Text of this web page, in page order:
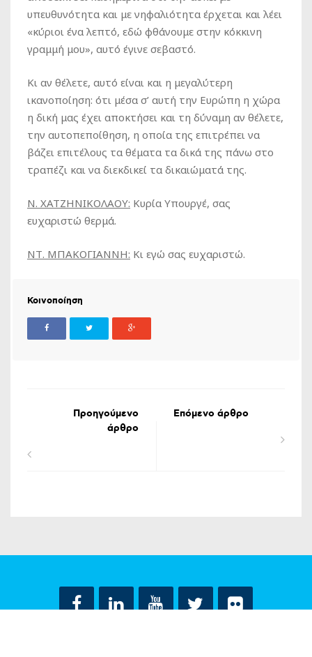
υπευθυνότητα και με νηφαλιότητα έρχεται και λέει
«κύριοι ένα λεπτό, εδώ φθάνουμε στην κόκκινη
γραμμή μου», αυτό έγινε σεβαστό.
Κι αν θέλετε, αυτό είναι και η μεγαλύτερη
ικανοποίηση: ότι μέσα σ’ αυτή την Ευρώπη η χώρα
η δική μας έχει αποκτήσει και τη δύναμη αν θέλετε,
την αυτοπεποίθηση, η οποία της επιτρέπει να
βάζει επιτέλους τα θέματα τα δικά της πάνω στο
τραπέζι και να διεκδικεί τα δικαιώματά της.
Ν. ΧΑΤΖΗΝΙΚΟΛΑΟΥ: Κυρία Υπουργέ, σας
ευχαριστώ θερμά.
ΝΤ. ΜΠΑΚΟΓΙΑΝΝΗ: Κι εγώ σας ευχαριστώ.
Κοινοποίηση
Προηγούμενο
άρθρο
Επόμενο άρθρο